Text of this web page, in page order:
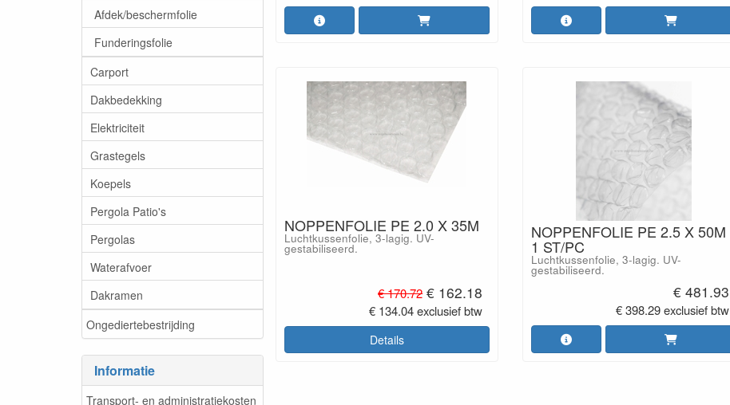
Afdek/beschermfolie
Funderingsfolie
Carport
Dakbedekking
Elektriciteit
Grastegels
Koepels
Pergola Patio's
Pergolas
Waterafvoer
Dakramen
Ongediertebestrijding
Informatie
Transport- en administratiekosten
NOPPENFOLIE PE 2.0 X 35M
Luchtkussenfolie, 3-lagig. UV-
gestabiliseerd.
€ 170.72 € 162.18
€ 134.04 exclusief btw
Details
NOPPENFOLIE PE 2.5 X 50M
1 ST/PC
Luchtkussenfolie, 3-lagig. UV-
gestabiliseerd.
€ 481.93
€ 398.29 exclusief btw